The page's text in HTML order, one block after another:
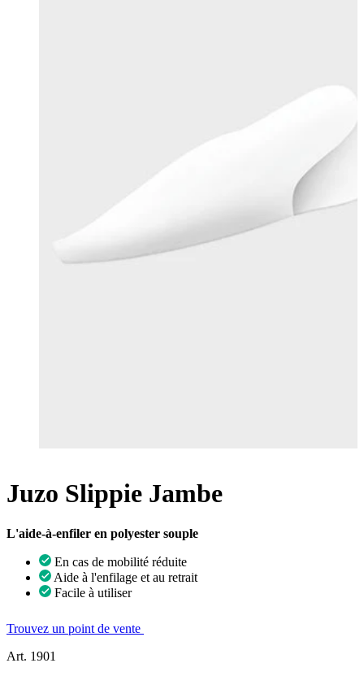
Juzo Slippie Jambe
L'aide-à-enfiler en polyester souple
En cas de mobilité réduite
Aide à l'enfilage et au retrait
Facile à utiliser
Trouvez un point de vente
Art. 1901